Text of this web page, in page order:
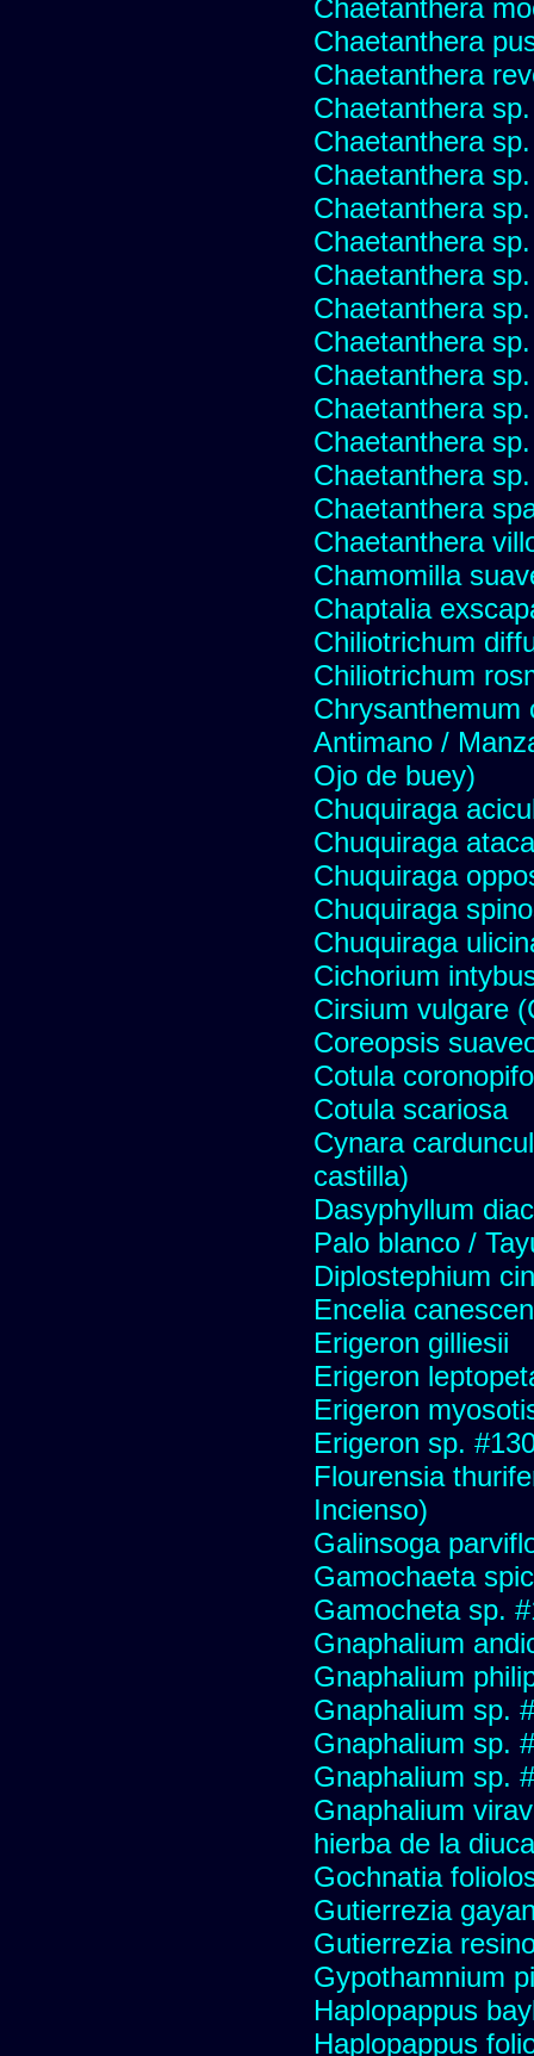
Chaetanthera
Chaetanthera
Chaetanthera
Chaetanthera
Chaetanthera
Chaetanthera
Chaetanthera
Chaetanthera
Chaetanthera
Chaetanthera
Chaetanthera
Chaetanthera
Chaetanthera
Chaetanthera
Chaetanthera
Chaetanthera
Chaetanthera
Chamomilla
Chaptalia
Chiliotrichum
Chiliotrichum
Chrysanthemum
Antimano /
Ojo de buey)
Chuquiraga
Chuquiraga
Chuquiraga
Chuquiraga
Chuquiraga
Cichorium
Cirsium vulgare
Coreopsis
Cotula
Cotula scariosa
Cynara
castilla)
Dasyphyllum
Palo blanco /
Diplostephium
Encelia
Erigeron gilliesii
Erigeron
Erigeron
Erigeron sp.
Flourensia
Incienso)
Galinsoga
Gamochaeta
Gamocheta sp.
Gnaphalium
Gnaphalium
Gnaphalium sp.
Gnaphalium sp.
Gnaphalium sp.
Gnaphalium
hierba de la
Gochnatia
Gutierrezia
Gutierrezia
Gypothamnium
Haplopappus
Haplopappus